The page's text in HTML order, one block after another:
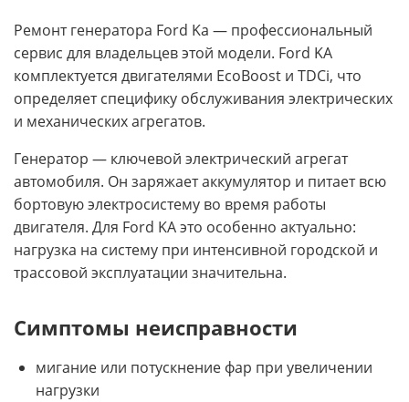
Ремонт генератора Ford Ka — профессиональный
сервис для владельцев этой модели. Ford KA
комплектуется двигателями EcoBoost и TDCi, что
определяет специфику обслуживания электрических
и механических агрегатов.
Генератор — ключевой электрический агрегат
автомобиля. Он заряжает аккумулятор и питает всю
бортовую электросистему во время работы
двигателя. Для Ford KA это особенно актуально:
нагрузка на систему при интенсивной городской и
трассовой эксплуатации значительна.
Симптомы неисправности
мигание или потускнение фар при увеличении
нагрузки